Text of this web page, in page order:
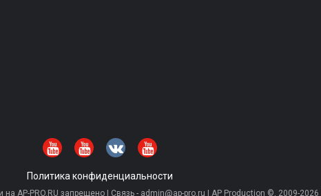
Политика конфиденциальности
AP-PRO.RU запрещено | Связь - admin@ap-pro.ru | AP Production ©, 2009-2026 |